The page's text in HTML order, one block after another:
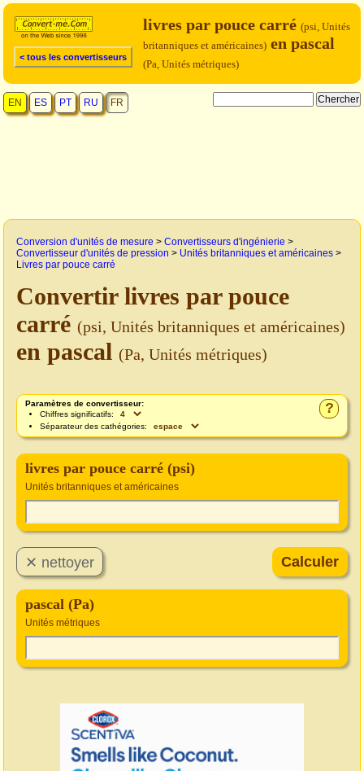
< tous les convertisseurs
livres par pouce carré (psi, Unités
britanniques et américaines) en pascal
(Pa, Unités métriques)
EN ES PT RU FR
Conversion d'unités de mesure > Convertisseurs d'ingénierie >
Convertisseur d'unités de pression > Unités britanniques et américaines >
Livres par pouce carré
Convertir livres par pouce
carré (psi, Unités britanniques et américaines)
en pascal (Pa, Unités métriques)
?
Paramètres de convertisseur:
Chiffres significatifs:
Séparateur des cathégories:
livres par pouce carré (psi)
Unités britanniques et américaines
pascal (Pa)
Unités métriques